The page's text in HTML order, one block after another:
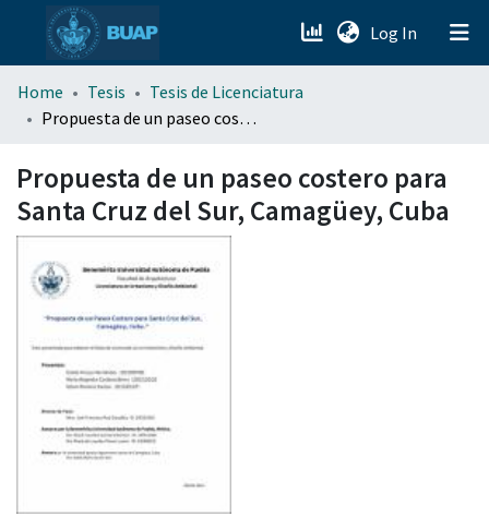
Log In (current)
menu.section.about_menu
Home Tesis
Tesis de Licenciatura
Propuesta de un paseo costero para Santa Cruz del Sur, Camagüey, Cuba
Propuesta de un paseo costero para
Santa Cruz del Sur, Camagüey, Cuba